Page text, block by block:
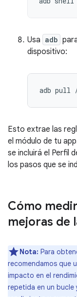
Usa adb
dispositivo:
adb pull
Esto extrae las
el módulo de tu
se incluirá el Perfil
los pasos que se
Cómo
mejoras de
Nota: Para
recomendamos que
impacto en el
repetida en un